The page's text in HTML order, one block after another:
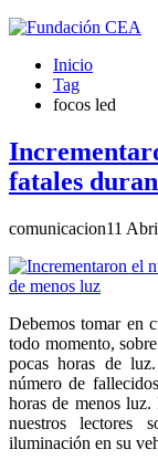
Inicio
Tag
focos led
fatales
comunicacion11
Debemos tomar en
todo momento,
pocas horas de
número de
horas de menos luz.
nuestros lectores
iluminación en su